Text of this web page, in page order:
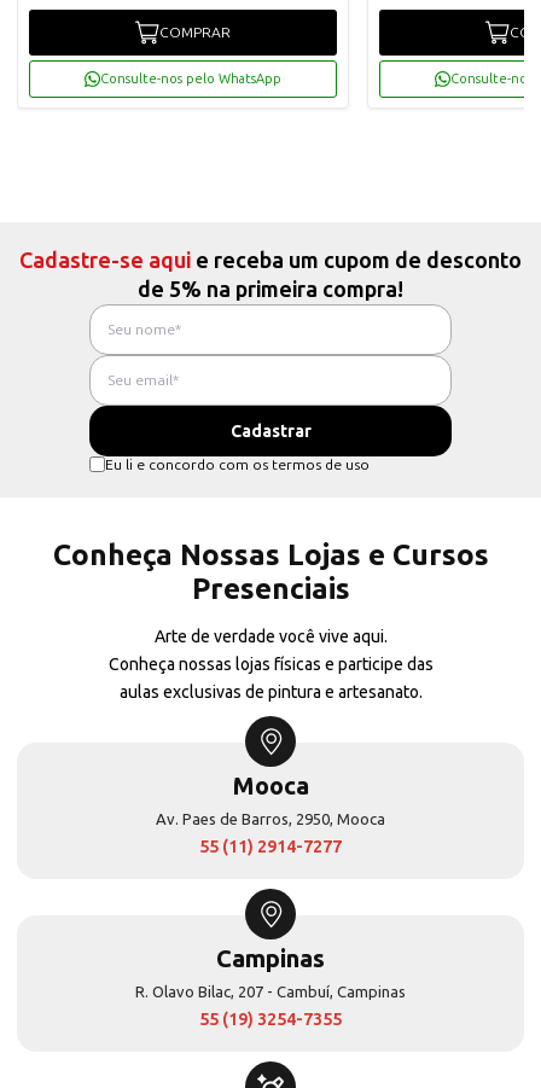
COMPRAR
Consulte-nos pelo WhatsApp Consulte-nos
Cadastre-se aqui e receba um cupom de desconto
de 5% na primeira compra!
Eu li e concordo com os termos de uso
Conheça Nossas Lojas e Cursos
Presenciais
Arte de verdade você vive aqui.
Conheça nossas lojas físicas e participe das
aulas exclusivas de pintura e artesanato.
Mooca
Av. Paes de Barros, 2950, Mooca
55 (11) 2914-7277
Campinas
R. Olavo Bilac, 207 - Cambuí, Campinas
55 (19) 3254-7355